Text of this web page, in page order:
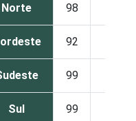
Norte 98
92
99
Sul 99